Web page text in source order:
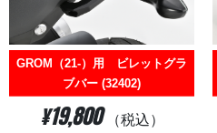
GROM（21-）用 ビレットグラ
ブバー (32402)
¥19,800 （税込）